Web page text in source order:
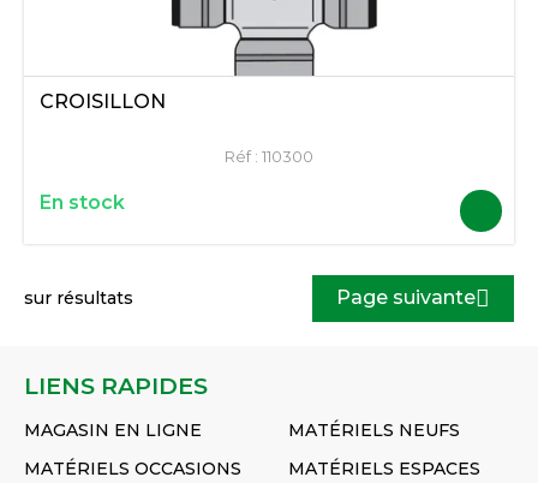
CROISILLON
Réf : 110300
En stock
sur résultats Page suivante
LIENS RAPIDES
MAGASIN EN LIGNE
MATÉRIELS NEUFS
MATÉRIELS OCCASIONS
MATÉRIELS ESPACES